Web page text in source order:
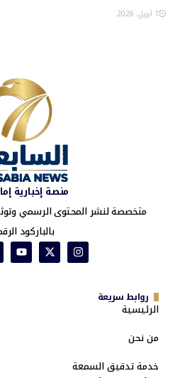
1 أبريل، 2026
منصة إخبارية
متخصصة لنشر المحتوى الرسمي
بالباركود
روابط سريعة
الرئيسية
من نحن
خدمة تدقيق السمعة